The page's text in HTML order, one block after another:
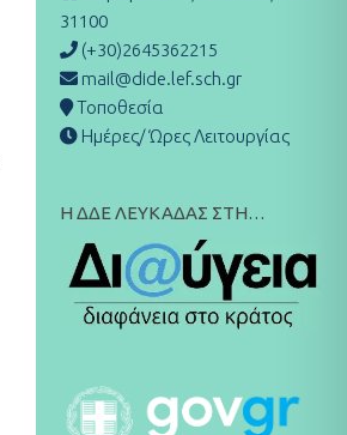
31100
(+30)2645362215
mail@dide.lef.sch.gr
Τοποθεσία
Ημέρες/ Ώρες Λειτουργίας
Η ΔΔΕ ΛΕΥΚΑΔΑΣ ΣΤΗ…